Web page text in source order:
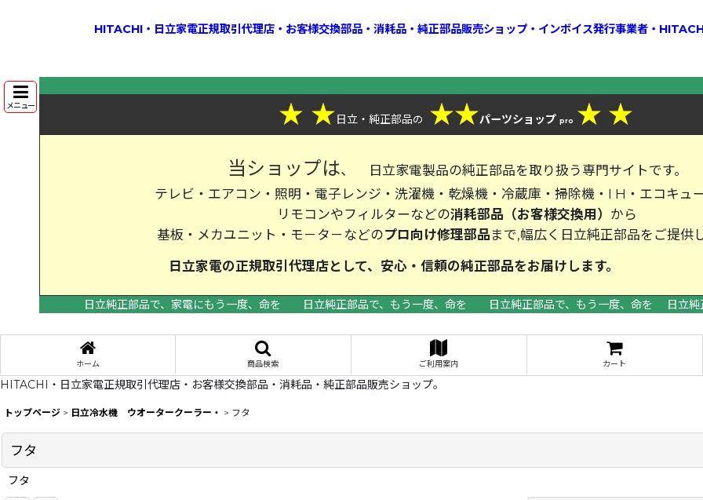
HITACHI・日立家電正規取引代理店・お客様交換部品・消耗品・純正部品販売ショップ・インボイス発行事業者・
メニュー ★ ★日立・純正部品の ★★パーツショップ pro ★ ★
当ショップは、
日立家電製品の純正部品を取り扱う専門サイトです。
テレビ・エアコン・照明・電子レンジ・洗濯機・乾燥機・冷蔵庫・掃除機・I H・エコキュ
リモコンやフィルターなどの消耗部品（お客様交換用） から
基板・メカユニット・モ－タ－などのプロ向け修理部品 まで,幅広く日立純正部品をご提供
日立家電の正規取引代理店として、安心・信頼の純正部品をお届
日立純正部品で、家電にもう一度、命を
日立純正部品で、もう一度、命を 日立純正部品で、もう一度、命を 日立純
ホーム 商品検索 ご利用案内 カート
HITACHI・日立家電正規取引代理店・お客様交換部品・消耗品・純正部品販売ショップ。
トップページ > 日立冷水機 ウオータークーラー・ > フタ
フタ
フタ